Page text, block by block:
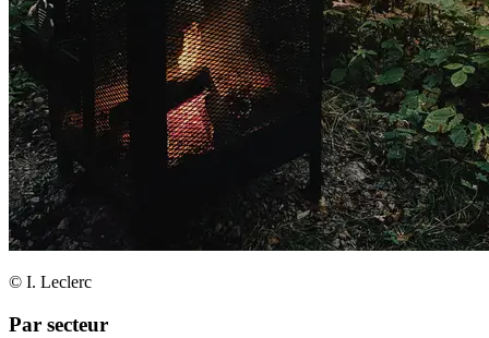
© I. Leclerc
Par secteur